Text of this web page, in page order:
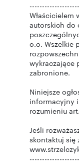
Właścicielem
autorskich do
o.o. Wszelkie
wykraczające
zabronione.
Niniejsze
informacyjny
rozumieniu
Jeśli
skontaktuj się